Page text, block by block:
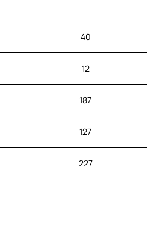
40
12
187
127
227